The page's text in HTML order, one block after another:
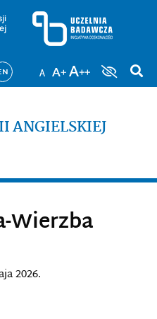
ANGIELSKIEJ
Wierzba
2026.